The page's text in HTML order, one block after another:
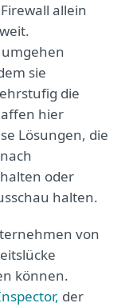
allein
umgehen
sie
die
hier
Lösungen, die
oder
halten.
von
können.
der